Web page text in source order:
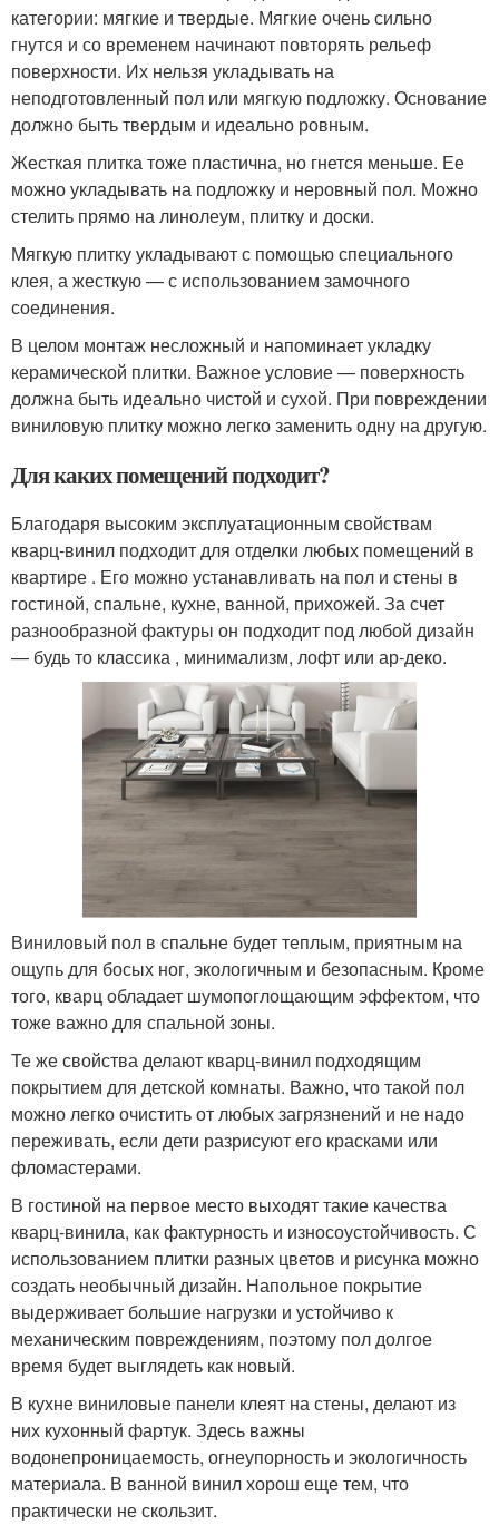
категории: мягкие и твердые. Мягкие очень сильно
гнутся и со временем начинают повторять рельеф
поверхности. Их нельзя укладывать на
неподготовленный пол или мягкую подложку. Основание
должно быть твердым и идеально ровным.
Жесткая плитка тоже пластична, но гнется меньше. Ее
можно укладывать на подложку и неровный пол. Можно
стелить прямо на линолеум, плитку и доски.
Мягкую плитку укладывают с помощью специального
клея, а жесткую — с использованием замочного
соединения.
В целом монтаж несложный и напоминает укладку
керамической плитки. Важное условие — поверхность
должна быть идеально чистой и сухой. При повреждении
виниловую плитку можно легко заменить одну на другую.
Для каких помещений подходит?
Благодаря высоким эксплуатационным свойствам
кварц-винил подходит для отделки любых помещений в
квартире . Его можно устанавливать на пол и стены в
гостиной, спальне, кухне, ванной, прихожей. За счет
разнообразной фактуры он подходит под любой дизайн
— будь то классика , минимализм, лофт или ар-деко.
Виниловый пол в спальне будет теплым, приятным на
ощупь для босых ног, экологичным и безопасным. Кроме
того, кварц обладает шумопоглощающим эффектом, что
тоже важно для спальной зоны.
Те же свойства делают кварц-винил подходящим
покрытием для детской комнаты. Важно, что такой пол
можно легко очистить от любых загрязнений и не надо
переживать, если дети разрисуют его красками или
фломастерами.
В гостиной на первое место выходят такие качества
кварц-винила, как фактурность и износоустойчивость. С
использованием плитки разных цветов и рисунка можно
создать необычный дизайн. Напольное покрытие
выдерживает большие нагрузки и устойчиво к
механическим повреждениям, поэтому пол долгое
время будет выглядеть как новый.
В кухне виниловые панели клеят на стены, делают из
них кухонный фартук. Здесь важны
водонепроницаемость, огнеупорность и экологичность
материала. В ванной винил хорош еще тем, что
практически не скользит.